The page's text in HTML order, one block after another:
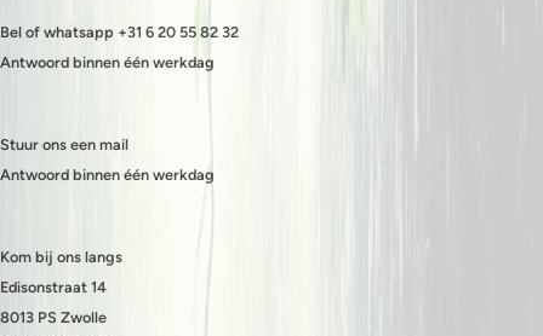
Bel of whatsapp +31 6 20 55 82 32
Antwoord binnen één werkdag
Stuur ons een mail
Antwoord binnen één werkdag
Kom bij ons langs
Edisonstraat 14
8013 PS Zwolle